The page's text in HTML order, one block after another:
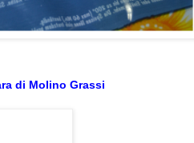
di Molino Grassi